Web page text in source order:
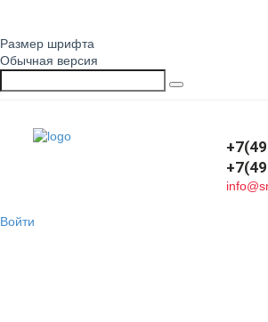
Размер шрифта
Обычная версия
Войти